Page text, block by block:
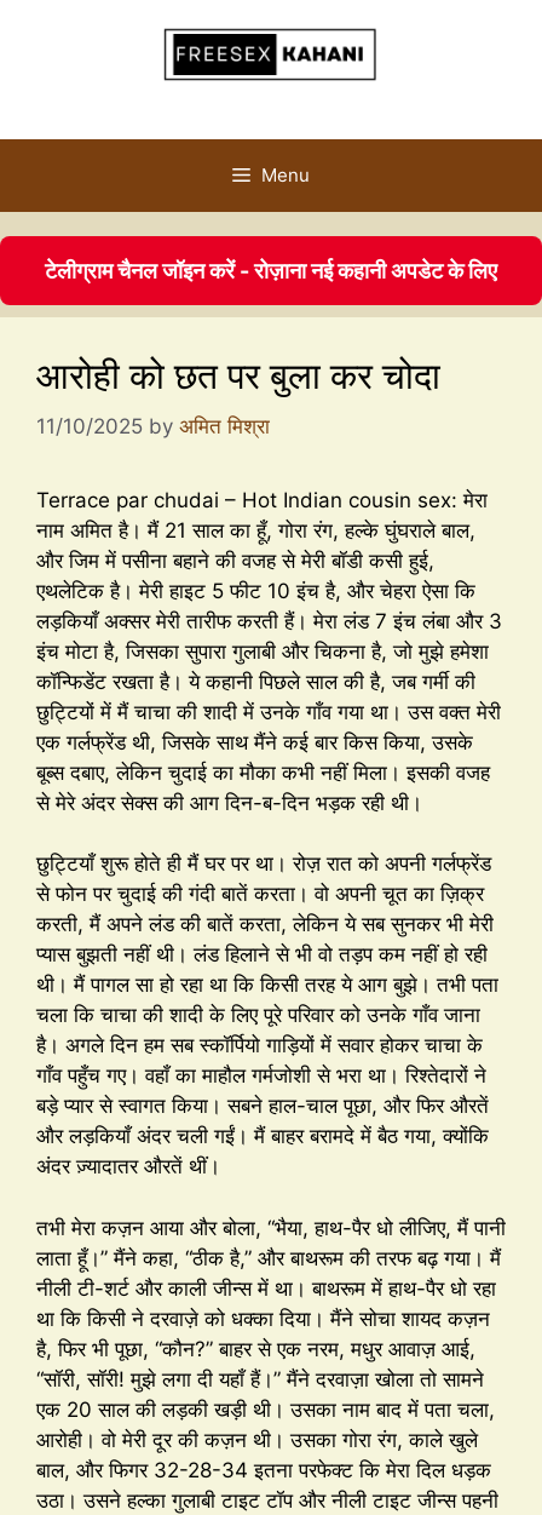
Menu
टेलीग्राम चैनल जॉइन करें - रोज़ाना नई कहानी अपडेट के लिए
आरोही को छत पर बुला कर चोदा
11/10/2025 by अमित मिश्रा
Terrace par chudai – Hot Indian cousin sex: मेरा
नाम अमित है। मैं 21 साल का हूँ, गोरा रंग, हल्के घुंघराले बाल,
और जिम में पसीना बहाने की वजह से मेरी बॉडी कसी हुई,
एथलेटिक है। मेरी हाइट 5 फीट 10 इंच है, और चेहरा ऐसा कि
लड़कियाँ अक्सर मेरी तारीफ करती हैं। मेरा लंड 7 इंच लंबा और 3
इंच मोटा है, जिसका सुपारा गुलाबी और चिकना है, जो मुझे हमेशा
कॉन्फिडेंट रखता है। ये कहानी पिछले साल की है, जब गर्मी की
छुट्टियों में मैं चाचा की शादी में उनके गाँव गया था। उस वक्त मेरी
एक गर्लफ्रेंड थी, जिसके साथ मैंने कई बार किस किया, उसके
बूब्स दबाए, लेकिन चुदाई का मौका कभी नहीं मिला। इसकी वजह
से मेरे अंदर सेक्स की आग दिन-ब-दिन भड़क रही थी।
छुट्टियाँ शुरू होते ही मैं घर पर था। रोज़ रात को अपनी गर्लफ्रेंड
से फोन पर चुदाई की गंदी बातें करता। वो अपनी चूत का ज़िक्र
करती, मैं अपने लंड की बातें करता, लेकिन ये सब सुनकर भी मेरी
प्यास बुझती नहीं थी। लंड हिलाने से भी वो तड़प कम नहीं हो रही
थी। मैं पागल सा हो रहा था कि किसी तरह ये आग बुझे। तभी पता
चला कि चाचा की शादी के लिए पूरे परिवार को उनके गाँव जाना
है। अगले दिन हम सब स्कॉर्पियो गाड़ियों में सवार होकर चाचा के
गाँव पहुँच गए। वहाँ का माहौल गर्मजोशी से भरा था। रिश्तेदारों ने
बड़े प्यार से स्वागत किया। सबने हाल-चाल पूछा, और फिर औरतें
और लड़कियाँ अंदर चली गईं। मैं बाहर बरामदे में बैठ गया, क्योंकि
अंदर ज़्यादातर औरतें थीं।
तभी मेरा कज़न आया और बोला, “भैया, हाथ-पैर धो लीजिए, मैं पानी
लाता हूँ।” मैंने कहा, “ठीक है,” और बाथरूम की तरफ बढ़ गया। मैं
नीली टी-शर्ट और काली जीन्स में था। बाथरूम में हाथ-पैर धो रहा
था कि किसी ने दरवाज़े को धक्का दिया। मैंने सोचा शायद कज़न
है, फिर भी पूछा, “कौन?” बाहर से एक नरम, मधुर आवाज़ आई,
“सॉरी, सॉरी! मुझे लगा दी यहाँ हैं।” मैंने दरवाज़ा खोला तो सामने
एक 20 साल की लड़की खड़ी थी। उसका नाम बाद में पता चला,
आरोही। वो मेरी दूर की कज़न थी। उसका गोरा रंग, काले खुले
बाल, और फिगर 32-28-34 इतना परफेक्ट कि मेरा दिल धड़क
उठा। उसने हल्का गुलाबी टाइट टॉप और नीली टाइट जीन्स पहनी